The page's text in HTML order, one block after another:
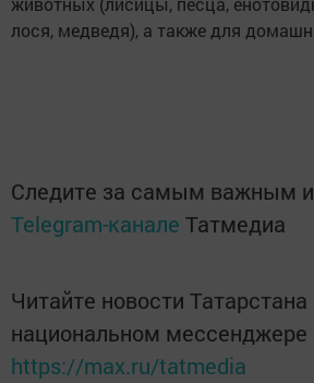
лося, медведя), а также для
Следите за самым важным
Telegram-канале Татмедиа
Читайте новости Татарстана
национальном
https://max.ru/tatmedia